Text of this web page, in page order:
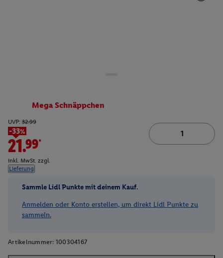
Mega Schnäppchen
UVP: 32.99
-33%
21.99*
inkl. MwSt. zzgl.
Lieferung
Sammle Lidl Punkte mit deinem Kauf.
Anmelden oder Konto erstellen, um direkt Lidl Punkte zu
sammeln.
Artikelnummer: 100304167